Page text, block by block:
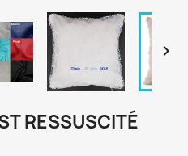

RESSUSCITÉ